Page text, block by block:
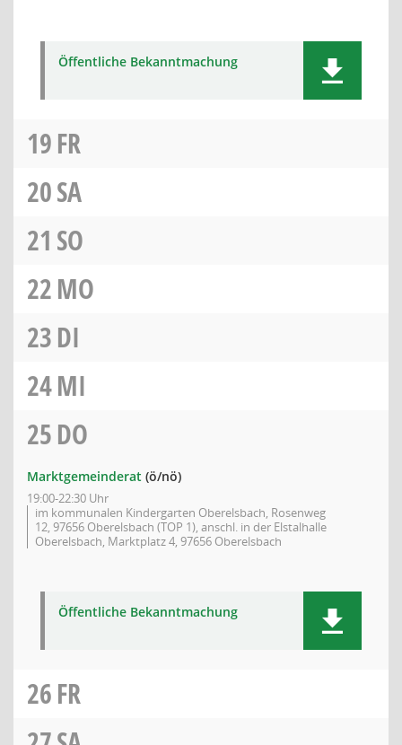
Öffentliche Bekanntmachung
19FR
20SA
21 SO
22MO
23DI
24MI
25DO
Marktgemeinderat (ö/nö)
19:00-22:30 Uhr
im kommunalen Kindergarten Oberelsbach, Rosenweg
12, 97656 Oberelsbach (TOP 1), anschl. in der Elstalhalle
Oberelsbach, Marktplatz 4, 97656 Oberelsbach
Öffentliche Bekanntmachung
26FR